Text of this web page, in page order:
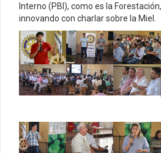
Interno (PBI), como es la
innovando con charlar sobre la Miel.